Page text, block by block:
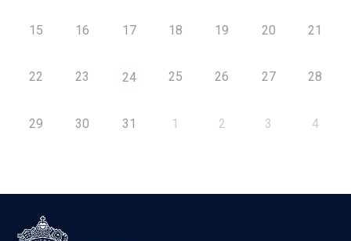
15 16 17 18 19 20 21
22 23 24 25 26 27 28
29 30 31 1 2 3 4